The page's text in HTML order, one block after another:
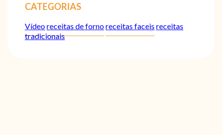
CATEGORIAS
Vídeoreceitas de fornoreceitas faceis receitas
tradicionais